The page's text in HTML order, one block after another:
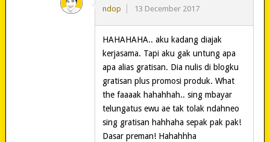
ndop 13 December 2017
HAHAHAHA.. aku kadang diajak
kerjasama. Tapi aku gak untung apa
apa alias gratisan. Dia nulis di blogku
gratisan plus promosi produk. What
the faaaak hahahhah.. sing mbayar
telungatus ewu ae tak tolak ndahneo
sing gratisan hahhaha sepak pak pak!
Dasar preman! Hahahhha